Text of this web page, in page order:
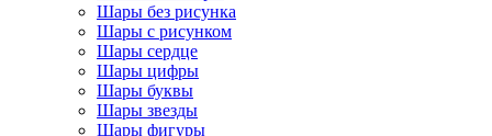
Шары без рисунка
Шары с рисунком
Шары сердце
Шары цифры
Шары буквы
Шары звезды
Шары фигуры